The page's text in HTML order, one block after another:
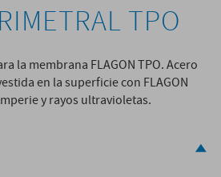
TPO
la membrana FLAGON TPO. Acero
en la superficie con FLAGON
y rayos ultravioletas.